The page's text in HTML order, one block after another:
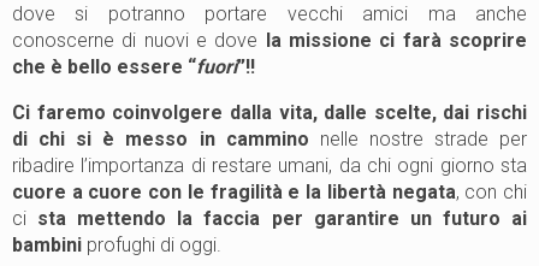
dove si potranno portare vecchi amici ma anche
conoscerne di nuovi e dove la missione ci farà scoprire
che è bello essere “fuori”!!
Ci faremo coinvolgere dalla vita, dalle scelte, dai rischi
di chi si è messo in cammino nelle nostre strade per
ribadire l’importanza di restare umani, da chi ogni giorno sta
cuore a cuore con le fragilità e la libertà negata, con chi
ci sta mettendo la faccia per garantire un futuro ai
bambini profughi di oggi.